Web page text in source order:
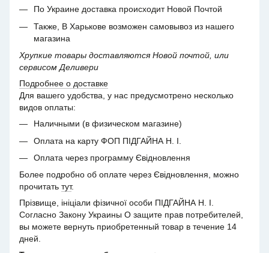
По Украине доставка происходит Новой Почтой
Также, В Харькове возможен самовывоз из нашего
магазина
Хрупкие товары доставляются Новой почтой, или
сервисом Деливери
Подробнее о доставке
Для вашего удобства, у нас предусмотрено несколько
видов оплаты:
Наличными (в физическом магазине)
Оплата на карту ФОП ПІДГАЙНА Н. І.
Оплата через программу Євідновлення
Более подробно об оплате через Євідновлення, можно
прочитать тут.
Прізвище, ініціали фізичної особи ПІДГАЙНА Н. І.
Согласно Закону Украины О защите прав потребителей,
вы можете вернуть приобретенный товар в течение 14
дней.